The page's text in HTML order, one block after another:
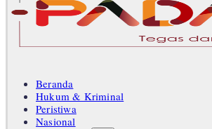
Memberikan
Informasi
Beranda
Hukum & Kriminal
Peristiwa
Nasional